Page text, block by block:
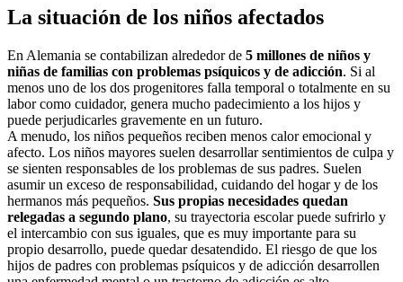
La situación de los niños afectados
En Alemania se contabilizan alrededor de 5 millones de niños y
niñas de familias con problemas psíquicos y de adicción. Si al
menos uno de los dos progenitores falla temporal o totalmente en su
labor como cuidador, genera mucho padecimiento a los hijos y
puede perjudicarles gravemente en un futuro.
A menudo, los niños pequeños reciben menos calor emocional y
afecto. Los niños mayores suelen desarrollar sentimientos de culpa y
se sienten responsables de los problemas de sus padres. Suelen
asumir un exceso de responsabilidad, cuidando del hogar y de los
hermanos más pequeños. Sus propias necesidades quedan
relegadas a segundo plano, su trayectoria escolar puede sufrirlo y
el intercambio con sus iguales, que es muy importante para su
propio desarrollo, puede quedar desatendido. El riesgo de que los
hijos de padres con problemas psíquicos y de adicción desarrollen